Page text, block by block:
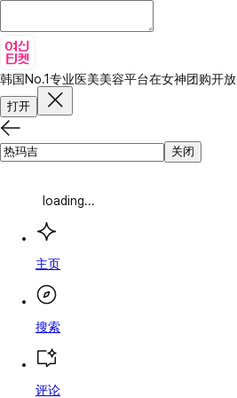
韩国No.1专业医美美容平台在女神团购开放
打开
关闭
loading...
主页
搜索
评论